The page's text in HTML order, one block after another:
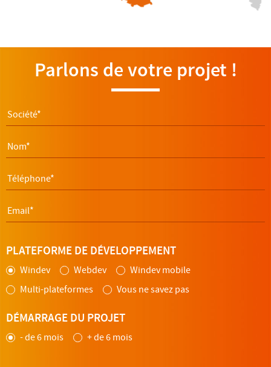
Parlons de votre projet !
PLATEFORME DE DÉVELOPPEMENT
Windev Webdev
Windev mobile
Multi-plateformes
Vous ne savez pas
DÉMARRAGE DU PROJET
- de 6 mois + de 6 mois